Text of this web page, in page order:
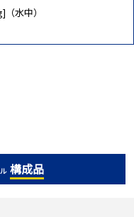
水中）
構成品